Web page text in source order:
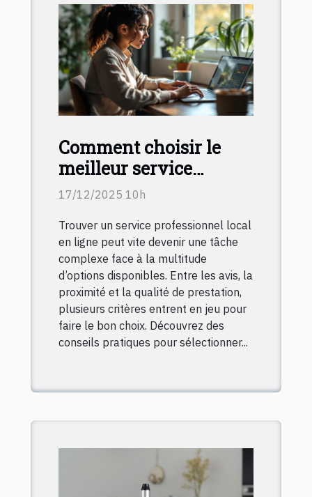
Comment choisir le
meilleur service
professionnel local en
17/12/2025 10h
Trouver un service professionnel local
en ligne peut vite devenir une tâche
complexe face à la multitude
d’options disponibles. Entre les avis, la
proximité et la qualité de prestation,
plusieurs critères entrent en jeu pour
faire le bon choix. Découvrez des
conseils pratiques pour sélectionner...